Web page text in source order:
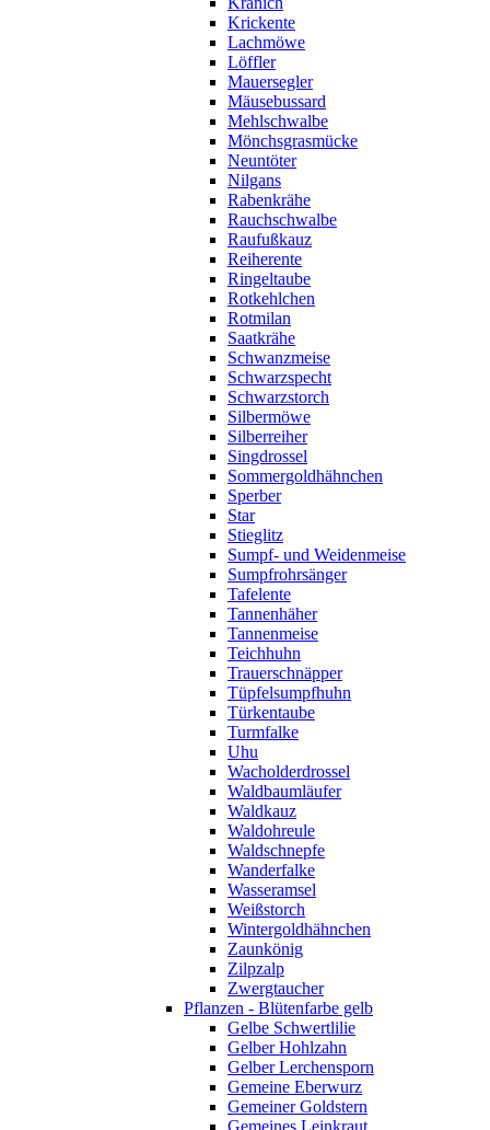
Krickente
Lachmöwe
Löffler
Mauersegler
Mäusebussard
Mehlschwalbe
Mönchsgrasmücke
Neuntöter
Nilgans
Rabenkrähe
Rauchschwalbe
Raufußkauz
Reiherente
Ringeltaube
Rotkehlchen
Rotmilan
Saatkrähe
Schwanzmeise
Schwarzspecht
Schwarzstorch
Silbermöwe
Silberreiher
Singdrossel
Sommergoldhähnchen
Sperber
Star
Stieglitz
Sumpf- und Weidenmeise
Sumpfrohrsänger
Tafelente
Tannenhäher
Tannenmeise
Teichhuhn
Trauerschnäpper
Tüpfelsumpfhuhn
Türkentaube
Turmfalke
Uhu
Wacholderdrossel
Waldbaumläufer
Waldkauz
Waldohreule
Waldschnepfe
Wanderfalke
Wasseramsel
Weißstorch
Wintergoldhähnchen
Zaunkönig
Zilpzalp
Zwergtaucher
Pflanzen - Blütenfarbe gelb
Gelbe Schwertlilie
Gelber Hohlzahn
Gelber Lerchensporn
Gemeine Eberwurz
Gemeiner Goldstern
Gemeines Leinkraut